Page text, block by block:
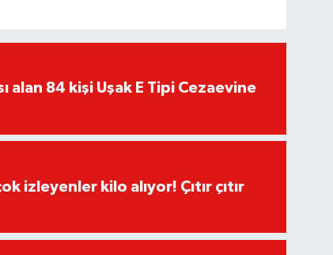
alan 84 kişi Uşak E Tipi Cezaevine
izleyenler kilo alıyor! Çıtır çıtır